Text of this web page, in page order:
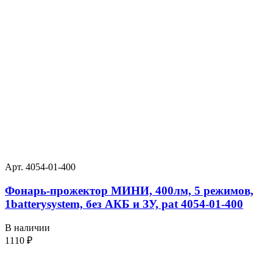
Арт. 4054-01-400
Фонарь-прожектор МИНИ, 400лм, 5 режимов,
1batterysystem, без АКБ и ЗУ, pat 4054-01-400
В наличии
1110 ₽